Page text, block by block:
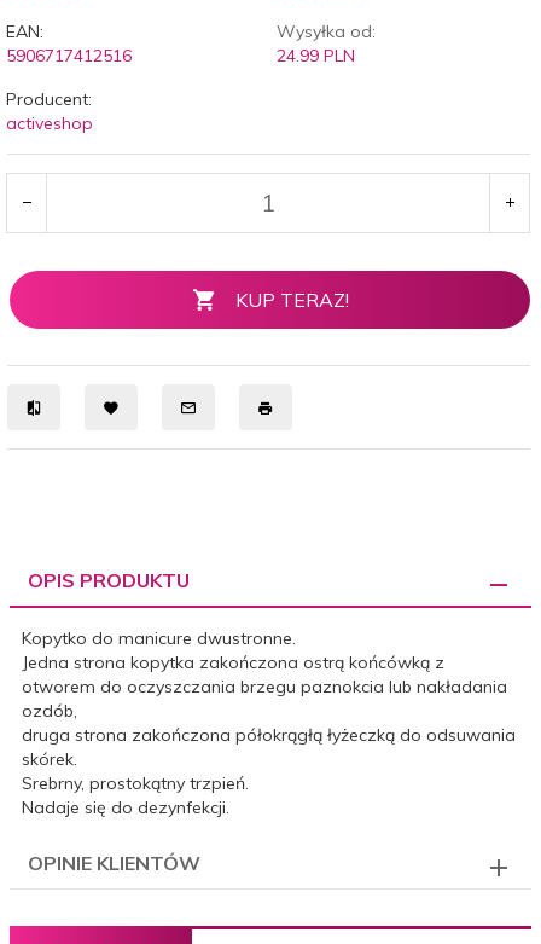
EAN:
5906717412516
Wysyłka od:
24.99 PLN
Producent:
activeshop
KUP TERAZ!
OPIS PRODUKTU
Kopytko do manicure dwustronne.
Jedna strona kopytka zakończona ostrą końcówką z
otworem do oczyszczania brzegu paznokcia lub nakładania
ozdób,
druga strona zakończona półokrągłą łyżeczką do odsuwania
skórek.
Srebrny, prostokątny trzpień.
Nadaje się do dezynfekcji.
OPINIE KLIENTÓW